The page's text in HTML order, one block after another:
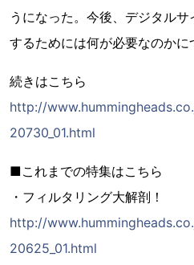
うになった。今後、デジタル
するためには何が必要なのかに
続きはこちら
http://
20730_01.html
■これまでの特集はこちら
・フィルタリング大解剖！
http://
20625_01.html